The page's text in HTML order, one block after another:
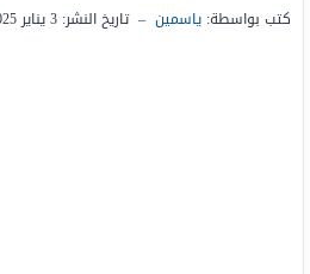
كتب بواسطة: ياسمين – تاريخ النشر: 3 يناير 2025 - 6:01ص